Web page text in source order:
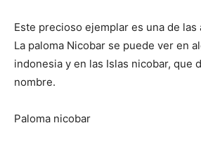
Este precioso ejemplar es una de las
La paloma Nicobar se puede ver en
indonesia y en las Islas nicobar, que
nombre.
Paloma nicobar